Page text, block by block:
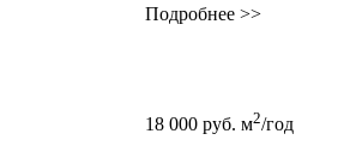
Подробнее >>
18 000 руб. м2/год